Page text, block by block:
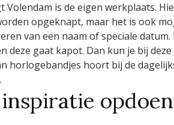
Volendam is de eigen werkplaats.
opgeknapt, maar het is ook
van een naam of speciale
deze gaat kapot. Dan kun je bij
horlogebandjes hoort bij de
opdoen